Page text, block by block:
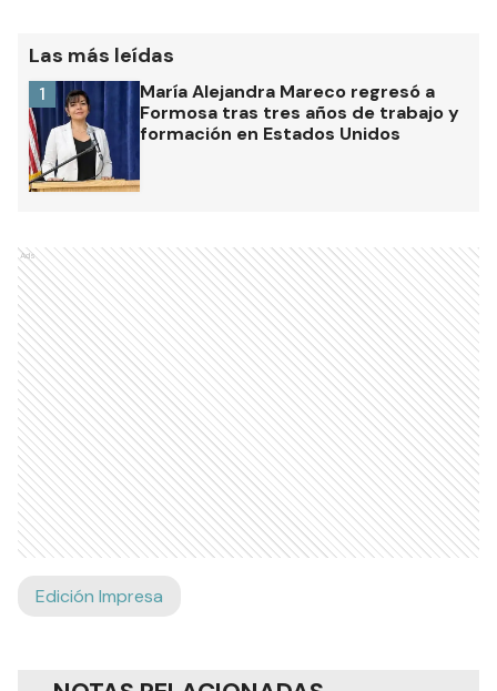
Las más leídas
María Alejandra Mareco regresó a
Formosa tras tres años de trabajo y
formación en Estados Unidos
1
Ads
Edición Impresa